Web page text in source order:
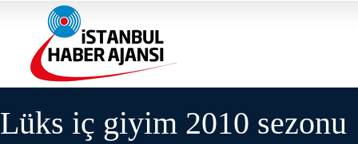
Lüks iç giyim 2010 sezonu